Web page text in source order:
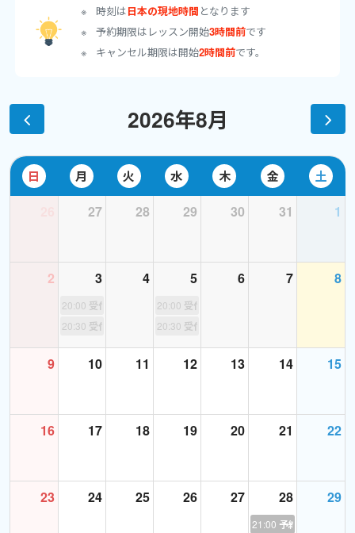
【英語にまつわる経歴】
イギリスへ語学留学。ケンブリッジ検定Certificate in Advanced
English 取得。地元カレッジにてEnglish & Art 、Painting &
(*TEFL - Teaching English as a foreign language /**TESOL -
Teaching English to speakers of other languages)
ング) 、法律会社のアドミン、翻訳、記事ライティングの仕事を経
て、現在に至ります。グローバル・チャリティにも参加し、ネイテ
ィブや様々な国の方々と日々交流しております。
はありません。むしろ、海外旅行や友人との交流、洋楽など、自
分の好きなものを通して英語に接する機会が多かったことが、英
語への道につながったのだと思います。
【私自身について】
イギリス人の夫とバイリンガルの子供と、イギリスで２０年余り
趣味は、旅行、アート、音楽、スノーケリング、SUPですが、西オ
それでは、みなさんとお会いできるのを楽しみにしております！
時刻は日本の現地時間 となります
予約期限はレッスン開始3時間前です
キャンセル期限は開始2時間前です。
2026年8月
日 月 火 水 木 金 土
27 28 29 30 31 1
2 3
20:00 受付終了
20:30 受付終了
4 5
20:00 受付終了
20:30 受付終了
6 7 8
9 10 11 12 13 14 15
16 17 18 19 20 21 22
23 24 25 26 27 28
21:00 予約あり
29